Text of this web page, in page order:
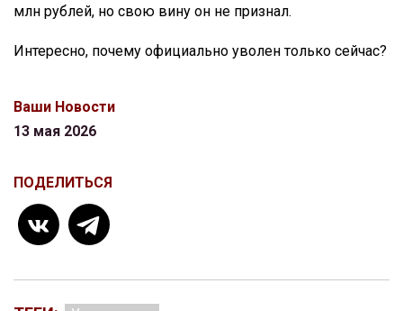
млн рублей, но свою вину он не признал.
Интересно, почему официально уволен только сейчас?
Ваши Новости
13 мая 2026
ПОДЕЛИТЬСЯ